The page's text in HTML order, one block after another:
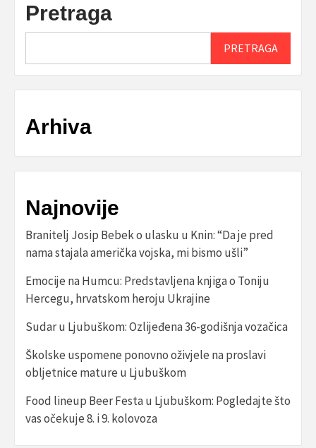
Pretraga
PRETRAGA
Arhiva
Najnovije
Branitelj Josip Bebek o ulasku u Knin: “Da je pred
nama stajala američka vojska, mi bismo ušli”
Emocije na Humcu: Predstavljena knjiga o Toniju
Hercegu, hrvatskom heroju Ukrajine
Sudar u Ljubuškom: Ozlijeđena 36-godišnja vozačica
Školske uspomene ponovno oživjele na proslavi
obljetnice mature u Ljubuškom
Food lineup Beer Festa u Ljubuškom: Pogledajte što
vas očekuje 8. i 9. kolovoza